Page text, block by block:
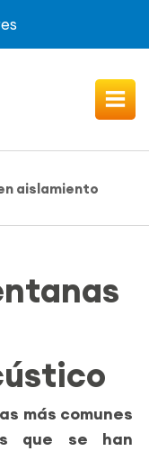
aislamiento
más comunes
que se han